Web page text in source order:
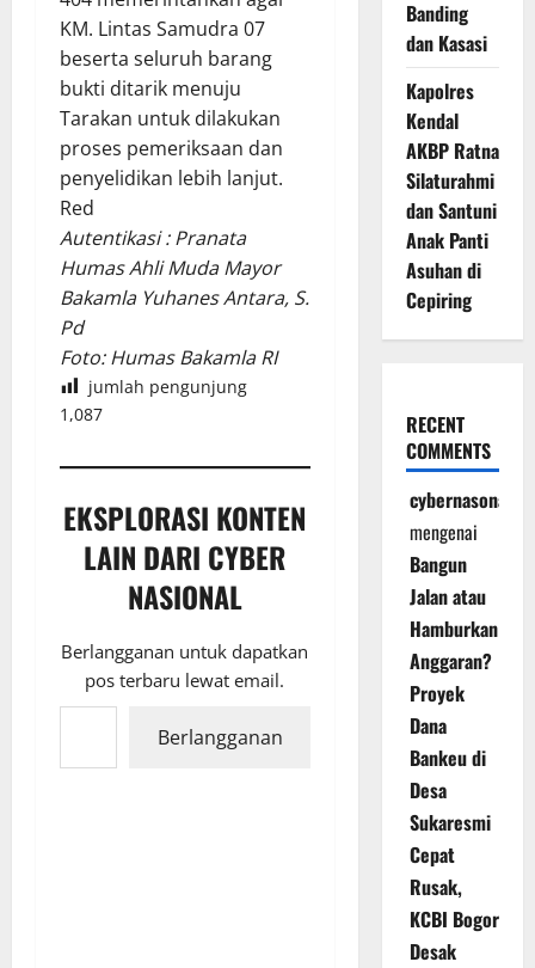
KM. Lintas Samudra 07
beserta seluruh barang
bukti ditarik menuju
Tarakan untuk dilakukan
proses pemeriksaan dan
penyelidikan lebih lanjut.
Red
Autentikasi : Pranata
Humas Ahli Muda Mayor
Bakamla Yuhanes Antara, S.
Pd
Foto: Humas Bakamla RI
jumlah pengunjung
1,087
EKSPLORASI KONTEN
LAIN DARI CYBER
NASIONAL
Berlangganan untuk dapatkan
pos terbaru lewat email.
Ketikkan email Anda...
Berlangganan
Banding
dan Kasasi
Kapolres
Kendal
AKBP Ratna
Silaturahmi
dan Santuni
Anak Panti
Asuhan di
Cepiring
RECENT
COMMENTS
cybernasonal
mengenai
Bangun
Jalan atau
Hamburkan
Anggaran?
Proyek
Dana
Bankeu di
Desa
Sukaresmi
Cepat
Rusak,
KCBI Bogor
Desak